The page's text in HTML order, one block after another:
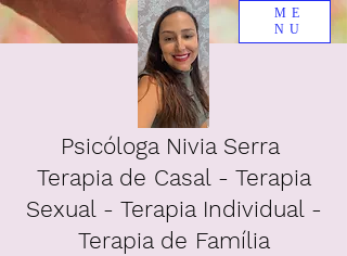
Psicóloga Nivia Serra
Terapia de Casal - Terapia
Sexual - Terapia Individual -
Terapia de Família
ME
NU